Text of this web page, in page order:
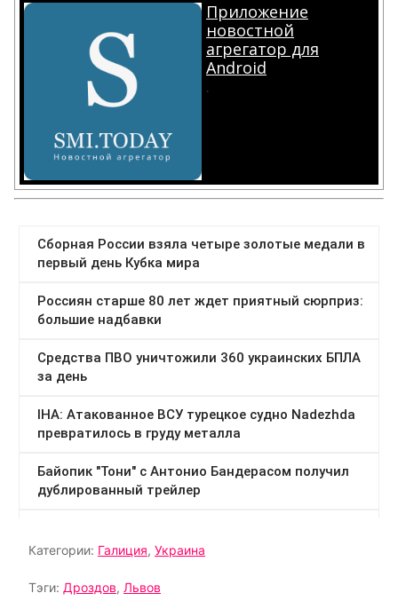
Приложение
новостной
агрегатор для
Android
.
Категории: Галиция, Украина
Тэги: Дроздов, Львов